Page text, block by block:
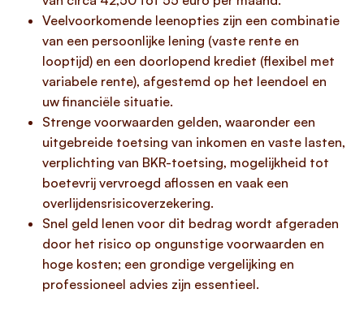
Veelvoorkomende leenopties zijn een combinatie
van een persoonlijke lening (vaste rente en
looptijd) en een doorlopend krediet (flexibel met
variabele rente), afgestemd op het leendoel en
uw financiële situatie.
Strenge voorwaarden gelden, waaronder een
uitgebreide toetsing van inkomen en vaste lasten,
verplichting van BKR-toetsing, mogelijkheid tot
boetevrij vervroegd aflossen en vaak een
overlijdensrisicoverzekering.
Snel geld lenen voor dit bedrag wordt afgeraden
door het risico op ongunstige voorwaarden en
hoge kosten; een grondige vergelijking en
professioneel advies zijn essentieel.